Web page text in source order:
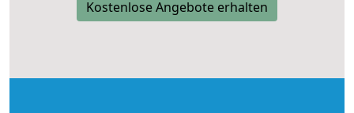
Kostenlose Angebote erhalten